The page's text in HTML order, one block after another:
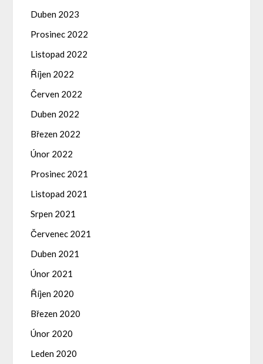
Duben 2023
Prosinec 2022
Listopad 2022
Říjen 2022
Červen 2022
Duben 2022
Březen 2022
Únor 2022
Prosinec 2021
Listopad 2021
Srpen 2021
Červenec 2021
Duben 2021
Únor 2021
Říjen 2020
Březen 2020
Únor 2020
Leden 2020